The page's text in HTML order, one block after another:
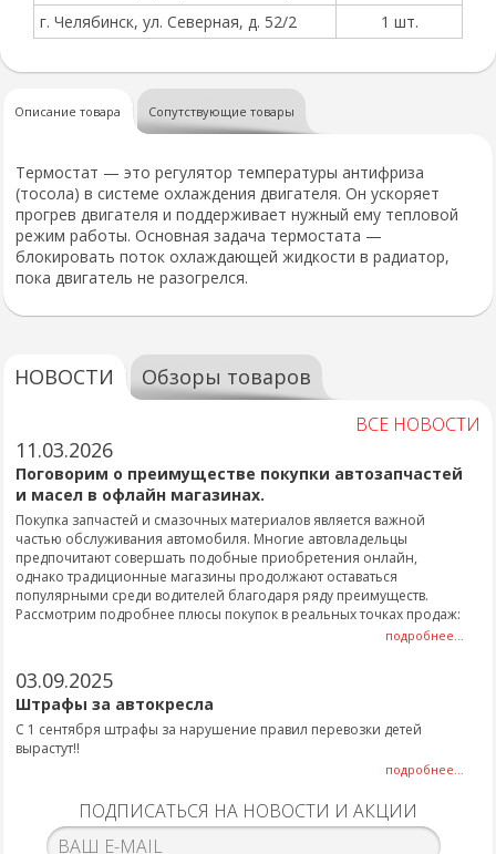
г. Челябинск, ул. Северная, д. 52/2
1 шт.
Описание товара Сопутствующие товары
Термостат — это регулятор температуры антифриза
(тосола) в системе охлаждения двигателя. Он ускоряет
прогрев двигателя и поддерживает нужный ему тепловой
режим работы. Основная задача термостата —
блокировать поток охлаждающей жидкости в радиатор,
пока двигатель не разогрелся.
НОВОСТИ Обзоры товаров
ВСЕ НОВОСТИ
11.03.2026
Поговорим о преимуществе покупки автозапчастей
и масел в офлайн магазинах.
Покупка запчастей и смазочных материалов является важной
частью обслуживания автомобиля. Многие автовладельцы
предпочитают совершать подобные приобретения онлайн,
однако традиционные магазины продолжают оставаться
популярными среди водителей благодаря ряду преимуществ.
Рассмотрим подробнее плюсы покупок в реальных точках продаж:
подробнее...
03.09.2025
Штрафы за автокресла
С 1 сентября штрафы за нарушение правил перевозки детей
вырастут!!
подробнее...
ПОДПИСАТЬСЯ НА НОВОСТИ И АКЦИИ